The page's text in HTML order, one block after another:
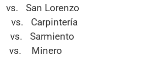
San Lorenzo
Carpintería
Sarmiento
Minero